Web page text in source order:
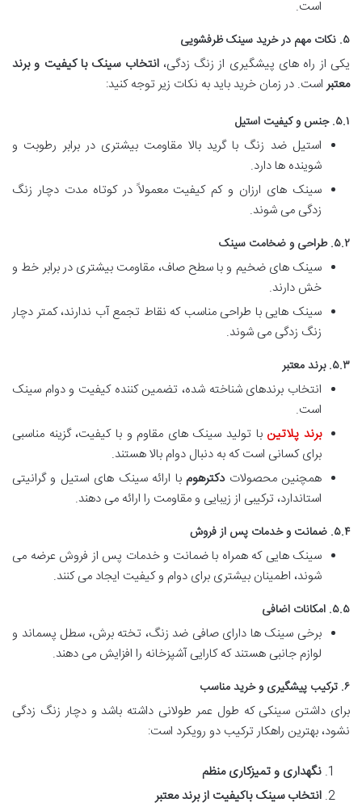
است.
۵. نکات مهم در خرید سینک ظرفشویی
یکی از راه های پیشگیری از زنگ زدگی،انتخاب سینک با کیفیت و برند
معتبراست. در زمان خرید باید به نکات زیر توجه کنید:
۵.۱. جنس و کیفیت استیل
استیل ضد زنگ با گرید بالا مقاومت بیشتری در برابر رطوبت و
شوینده ها دارد.
سینک های ارزان و کم کیفیت معمولاً در کوتاه مدت دچار زنگ
زدگی می شوند.
۵.۲. طراحی و ضخامت سینک
سینک های ضخیم و با سطح صاف، مقاومت بیشتری در برابر خط و
خش دارند.
سینک هایی با طراحی مناسب که نقاط تجمع آب ندارند، کمتر دچار
زنگ زدگی می شوند.
۵.۳. برند معتبر
انتخاب برندهای شناخته شده، تضمین کننده کیفیت و دوام سینک
است.
برند پلاتین با تولید سینک های مقاوم و با کیفیت، گزینه مناسبی
برای کسانی است که به دنبال دوام بالا هستند.
همچنین محصولاتدکترهوم با ارائه سینک های استیل و گرانیتی
استاندارد، ترکیبی از زیبایی و مقاومت را ارائه می دهند.
۵.۴. ضمانت و خدمات پس از فروش
سینک هایی که همراه با ضمانت و خدمات پس از فروش عرضه می
شوند، اطمینان بیشتری برای دوام و کیفیت ایجاد می کنند.
۵.۵. امکانات اضافی
برخی سینک ها دارای صافی ضد زنگ، تخته برش، سطل پسماند و
لوازم جانبی هستند که کارایی آشپزخانه را افزایش می دهند.
۶. ترکیب پیشگیری و خرید مناسب
برای داشتن سینکی که طول عمر طولانی داشته باشد و دچار زنگ زدگی
نشود، بهترین راهکار ترکیب دو رویکرد است:
نگهداری و تمیزکاری منظم
انتخاب سینک باکیفیت از برند معتبر